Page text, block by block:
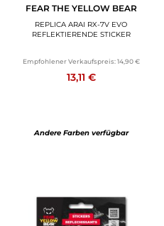
FEAR THE YELLOW BEAR
REPLICA ARAI RX-7V EVO
REFLEKTIERENDE STICKER
Empfohlener Verkaufspreis: 14,90 €
13,11 €
Andere Farben verfügbar